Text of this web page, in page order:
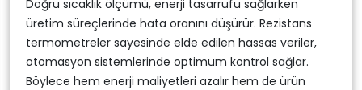
Doğru sıcaklık ölçümü, enerji tasarrufu sağlarken
üretim süreçlerinde hata oranını düşürür. Rezistans
termometreler sayesinde elde edilen hassas veriler,
otomasyon sistemlerinde optimum kontrol sağlar.
Böylece hem enerji maliyetleri azalır hem de ürün